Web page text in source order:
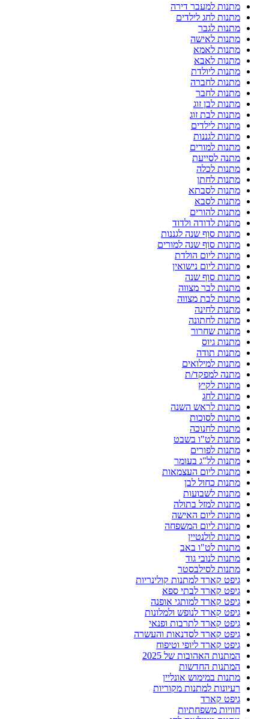
מתנות למעבר דירה
מתנות לחג לילדים
מתנות לגבר
מתנות לאישה
מתנות לאמא
מתנות לאבא
מתנות ליולדת
מתנות לחברה
מתנות לחבר
מתנות לבן זוג
מתנות לבת זוג
מתנות לילדים
מתנות לגננות
מתנות למורים
מתנה לסייעת
מתנות לכלה
מתנות לחתן
מתנות לסבתא
מתנות לסבא
מתנות להורים
מתנות לדודה ולדוד
מתנות סוף שנה לגננות
מתנות סוף שנה למורים
מתנות ליום הולדת
מתנות ליום נישואין
מתנות סוף שנה
מתנות לבר מצווה
מתנות לבת מצווה
מתנות לחינה
מתנות לחתונה
מתנות שחרור
מתנות גיוס
מתנות תודה
מתנות למילואים
מתנה למפקד/ת
מתנות לקיץ
מתנות לחג
מתנות לראש השנה
מתנות לסוכות
מתנות לחנוכה
מתנות לט"ו בשבט
מתנות לפורים
מתנות לל"ג בעומר
מתנות ליום העצמאות
מתנות כחול לבן
מתנות לשבועות
מתנות למזל בתולה
מתנות ליום האישה
מתנות ליום המשפחה
מתנות לולנטיין
מתנות לט"ו באב
מתנות לנובי גוד
מתנות לסילבסטר
גיפט קארד למתנות קולינריות
גיפט קארד לבתי ספא
גיפט קארד למותגי אופנה
גיפט קארד לנופש ולמלונות
גיפט קארד לתרבות ופנאי
גיפט קארד לסדנאות והעשרה
גיפט קארד ליופי וטיפוח
המתנות האהובות של 2025
המתנות החדשות
מתנות במימוש אונליין
רעיונות למתנות מקוריות
גיפט קארד
חוויות משפחתיות